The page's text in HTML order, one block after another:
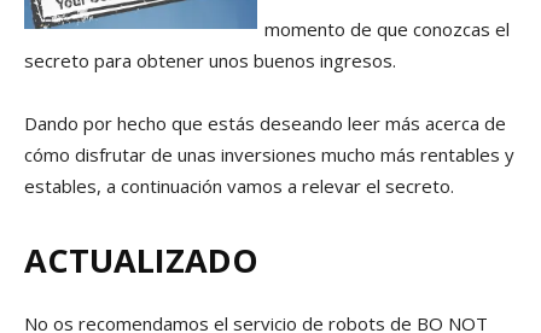
momento de que conozcas el
secreto para obtener unos buenos ingresos.
Dando por hecho que estás deseando leer más acerca de
cómo disfrutar de unas inversiones mucho más rentables y
estables, a continuación vamos a relevar el secreto.
ACTUALIZADO
No os recomendamos el servicio de robots de BO NOT